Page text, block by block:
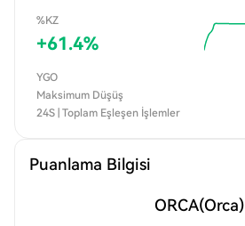
%KZ
+61.4%
YGO
Maksimum Düşüş
24S | Toplam Eşleşen İşlemler
Puanlama Bilgisi
ORCA(Orca)